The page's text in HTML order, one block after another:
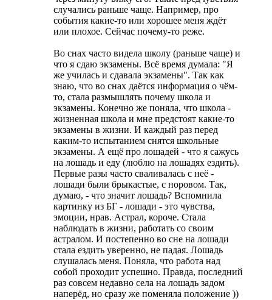
случались раньше чаще. Например, про
события какие-то или хорошее меня ждёт
или плохое. Сейчас почему-то реже.
Во снах часто видела школу (раньше чаще) и
что я сдаю экзамены. Всё время думала: "Я
же училась и сдавала экзамены". Так как
знаю, что во снах даётся информация о чём-
то, стала размышлять почему школа и
экзамены. Конечно же поняла, что школа -
жизненная школа и мне предстоят какие-то
экзамены в жизни. И каждый раз перед
каким-то испытанием снятся школьные
экзамены. А ещё про лошадей - что я сажусь
на лошадь и еду (люблю на лошадях ездить).
Первые разы часто сваливалась с неё -
лошади были брыкастые, с норовом. Так,
думаю, - что значит лошадь? Вспомнила
картинку из БГ - лошади - это чувства,
эмоции, нрав. Астрал, короче. Стала
наблюдать в жизни, работать со своим
астралом. И постепенно во сне на лошади
стала ездить уверенно, не падая. Лошадь
слушалась меня. Поняла, что работа над
собой проходит успешно. Правда, последний
раз совсем недавно села на лошадь задом
наперёд, но сразу же поменяла положение ))